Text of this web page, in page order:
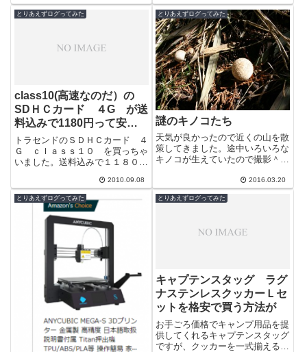
とりあえずログってみた
class10(高速なのだ）の
SDＨＣカード ４G が送
料込みで1180円って安
い！よね？
トラセンドのＳＤＨＣカード ４
Ｇ ｃｌａｓｓ１０ を買っちゃ
いました。送料込みで１１８０円
ンセンド SDHCメモリーカード
CL...
2010.09.08
とりあえずログってみた
謎のキノコたち
天気が良かったので近くの山を散
策してきました。途中いろいろな
キノコが生えていたので撮影＾＾
2016.03.20
とりあえずログってみた とりあえずログってみた
キャプテンスタッグ ラグ
ナステンレスクッカーＬセ
ットを格安で買う方法が
お手ごろ価格でキャンプ用品を提
供してくれるキャプテンスタッグ
ですが、クッカーを一式揃えると